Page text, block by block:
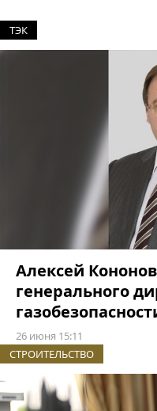
ТЭК
Алексей
генерального
26 июня 15:11
СТРОИТЕЛЬСТВО